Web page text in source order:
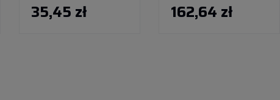
35,45 zł 162,64 zł